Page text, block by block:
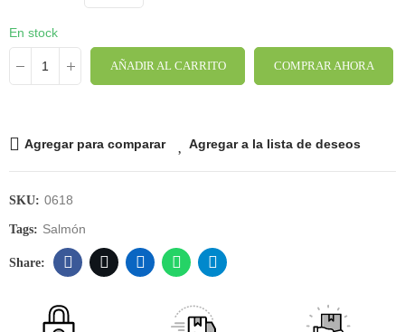
En stock
AÑADIR AL CARRITO COMPRAR AHORA
Agregar para comparar Agregar a la lista de deseos
SKU: 0618
Tags: Salmón